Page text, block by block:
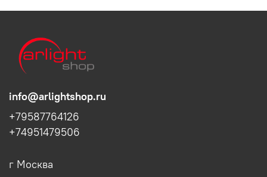
info@arlightshop.ru
+79587764126
+74951479506
г Москва